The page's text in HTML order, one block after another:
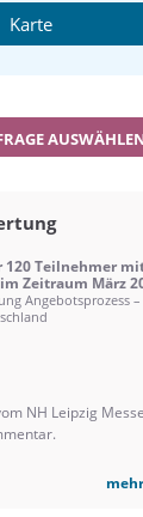
Karte
Teilnehmer
Zeitraum März
Angebotsprozess –
NH Leipzig Messe